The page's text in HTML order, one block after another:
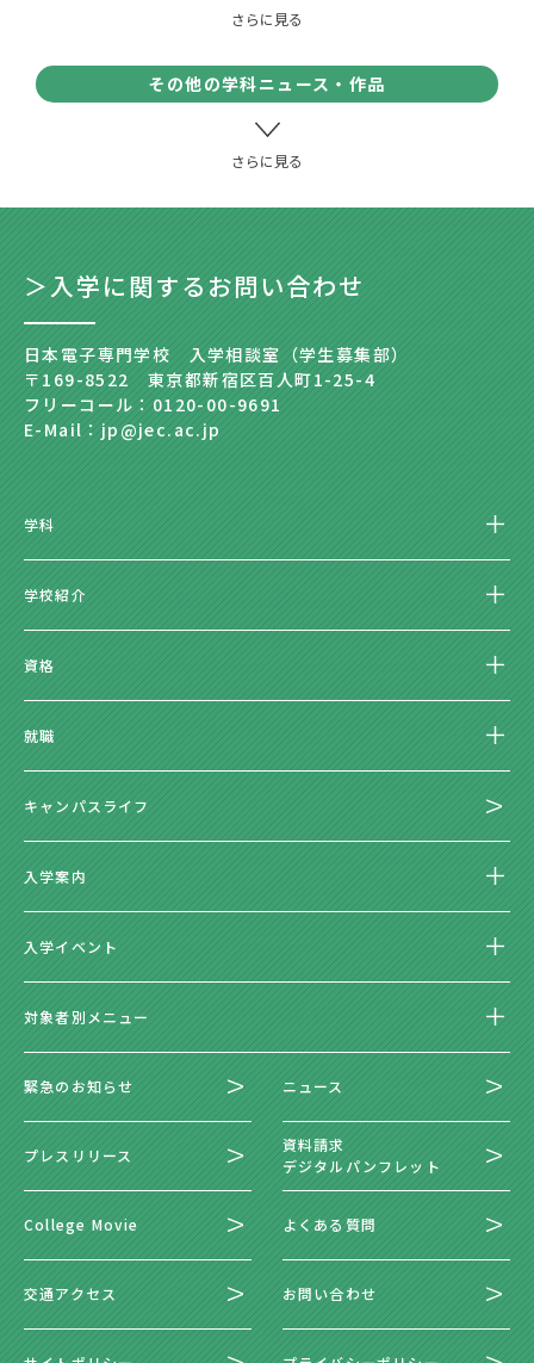
その他の学科ニュース・作品
＞入学に関するお問い合わせ
日本電子専門学校 入学相談室（学生募集部）
〒169-8522 東京都新宿区百人町1-25-4
フリーコール：0120-00-9691
E-Mail：jp@jec.ac.jp
学科
学校紹介
資格
就職
キャンパスライフ
入学案内
入学イベント
対象者別メニュー
緊急のお知らせ ニュース
プレスリリース
資料請求
デジタルパンフレット
College Movie よくある質問
交通アクセス お問い合わせ